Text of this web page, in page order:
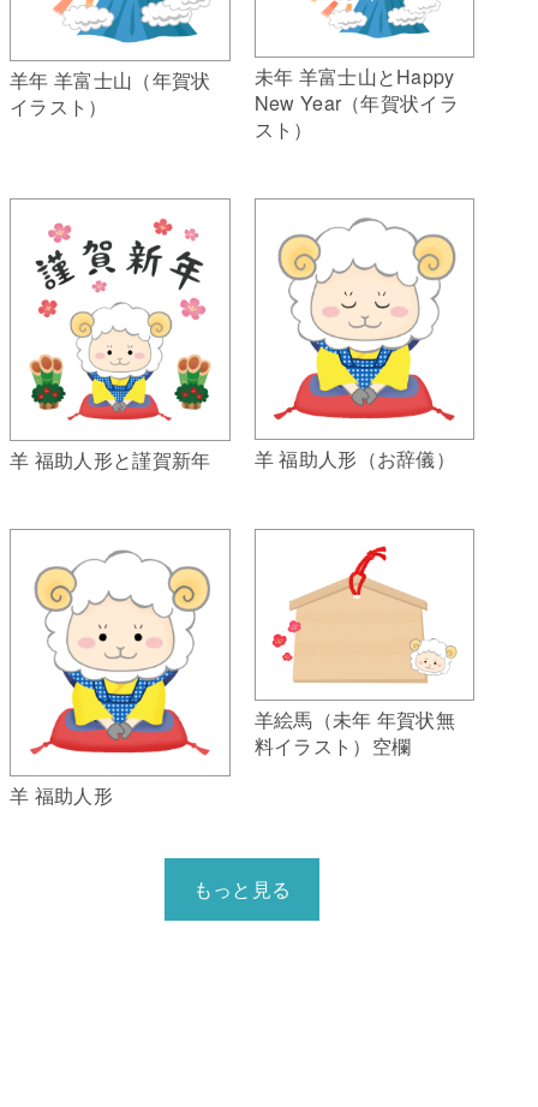
羊年 羊富士山（年賀状
イラスト）
未年 羊富士山とHappy
New Year（年賀状イラ
スト）
羊 福助人形と謹賀新年 羊 福助人形（お辞儀）
羊 福助人形
羊絵馬（未年 年賀状無
料イラスト）空欄
もっと見る